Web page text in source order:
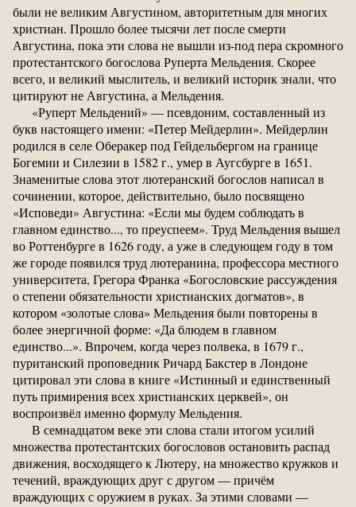
были не великим Августином, авторитетным для многих
христиан. Прошло более тысячи лет после смерти
Августина, пока эти слова не вышли из-под пера скромного
протестантского богослова Руперта Мельдения. Скорее
всего, и великий мыслитель, и великий историк знали, что
цитируют не Августина, а Мельдения.
«Руперт Мельдений» — псевдоним, составленный из
букв настоящего имени: «Петер Мейдерлин». Мейдерлин
родился в селе Оберакер под Гейдельбергом на границе
Богемии и Силезии в 1582 г., умер в Аугсбурге в 1651.
Знаменитые слова этот лютеранский богослов написал в
сочинении, которое, действительно, было посвящено
«Исповеди» Августина: «Если мы будем соблюдать в
главном единство..., то преуспеем». Труд Мельдения вышел
во Роттенбурге в 1626 году, а уже в следующем году в том
же городе появился труд лютеранина, профессора местного
университета, Грегора Франка «Богословские рассуждения
о степени обязательности христианских догматов», в
котором «золотые слова» Мельдения были повторены в
более энергичной форме: «Да блюдем в главном
единство...». Впрочем, когда через полвека, в 1679 г.,
пуританский проповедник Ричард Бакстер в Лондоне
цитировал эти слова в книге «Истинный и единственный
путь примирения всех христианских церквей», он
воспроизвёл именно формулу Мельдения.
В семнадцатом веке эти слова стали итогом усилий
множества протестантских богословов остановить распад
движения, восходящего к Лютеру, на множество кружков и
течений, враждующих друг с другом — причём
враждующих с оружием в руках. За этими словами —